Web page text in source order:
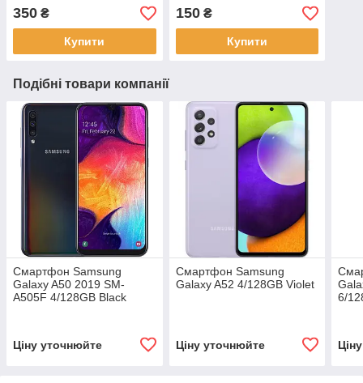
350 ₴
Купити
150₴
Купити
Подібні товари компанії
Смартфон Samsung
Galaxy A50 2019 SM-
A505F 4/128GB Black
Ціну уточнюйте
Смартфон Samsung
Galaxy A52 4/128GB Violet
Ціну уточнюйте
6/